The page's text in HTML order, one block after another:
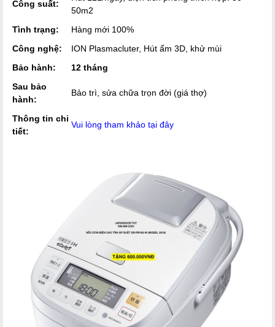
Công suất:
50m2
Tình trạng:
Hàng mới 100%
Công nghệ:
ION Plasmacluter, Hút ẩm 3D, khử mùi
Bảo hành:
12 tháng
Sau bảo
hành:
Bảo trì, sửa chữa trọn đời (giá thợ)
Thông tin chi
tiết:
Vui lòng tham khảo tại đây